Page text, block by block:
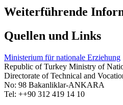
Weiterführende
Quellen und Links
Ministerium für nationale Erziehung
Republic of Turkey Ministry of
Directorate of Technical and
No: 98 Bakanliklar-ANKARA
Tel: ++90 312 419 14 10